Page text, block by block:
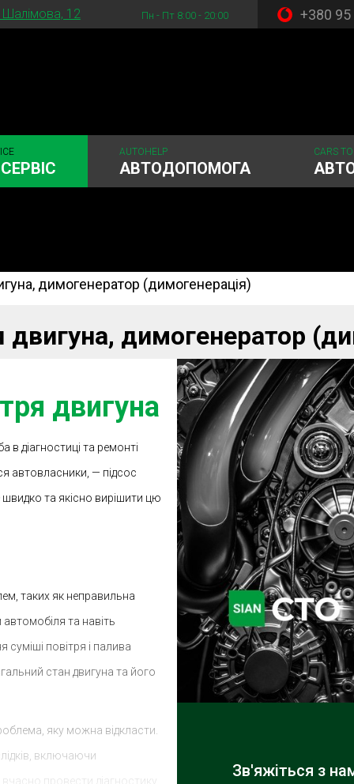
Шалімова, 12 Пн - Пт 8:00 - 20:00 +380 95
AUTOHELP
АВТОДОПОМОГА
CARS
Рульове керування Акумулятори
димогенератор (димогенерація)
двигуна, димогенератор
двигуна
діагностиці та ремонті
автовласники, — підсос
швидко та якісно вирішити цю
таких як неправильна
та навіть
суміші повітря і палива
стан двигуна та його
яку можна відкласти.
включаючи
провести діагностику
Зв'яжіться з